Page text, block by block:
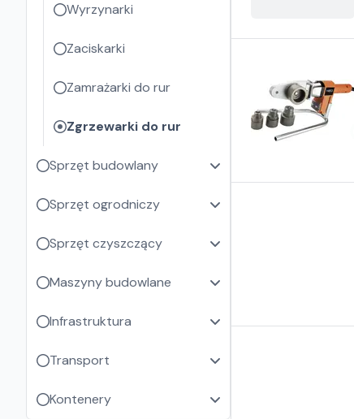
Wyrzynarki
Zaciskarki
Zamrażarki do rur
Zgrzewarki do rur
Sprzęt budowlany
Sprzęt ogrodniczy
Sprzęt czyszczący
Maszyny budowlane
Infrastruktura
Transport
Kontenery